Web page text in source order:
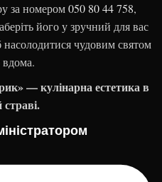
за номером050 80 44 758,
його у зручний для вас
чудовим святом
вдома.
— кулінарна естетика в